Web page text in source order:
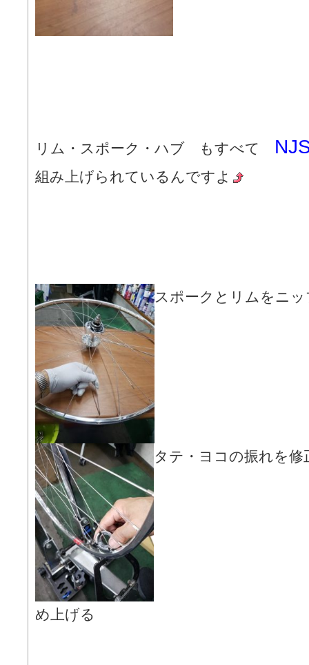
リム・スポーク・ハブ もすべて
組み上げられているんですよ
スポークとリムをニ
タテ・ヨコの振れを
め上げる